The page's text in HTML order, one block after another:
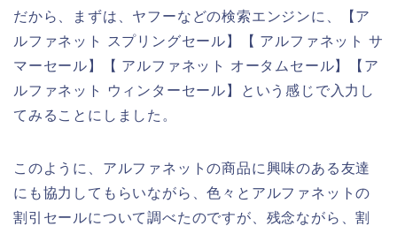
だから、まずは、ヤフーなどの検索エンジンに、【ア
ルファネット スプリングセール】【 アルファネット サ
マーセール】【 アルファネット オータムセール】【ア
ルファネット ウィンターセール】という感じで入力し
てみることにしました。
このように、アルファネットの商品に興味のある友達
にも協力してもらいながら、色々とアルファネットの
割引セールについて調べたのですが、残念ながら、割